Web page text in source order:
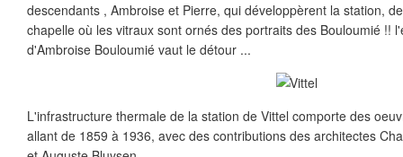
descendants , Ambroise et Pierre, qui développèrent la station,
chapelle où les vitraux sont ornés des portraits des Bouloumié !!
d'Ambroise Bouloumié vaut le détour ...
L'infrastructure thermale de la station de Vittel comporte des
allant de 1859 à 1936, avec des contributions des architectes